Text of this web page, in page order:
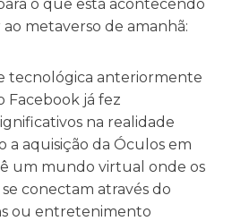
o que está acontecendo
metaverso de amanhã:
tecnológica anteriormente
Facebook já fez
na realidade
a aquisição da Óculos em
um mundo virtual onde os
conectam através do
ou entretenimento